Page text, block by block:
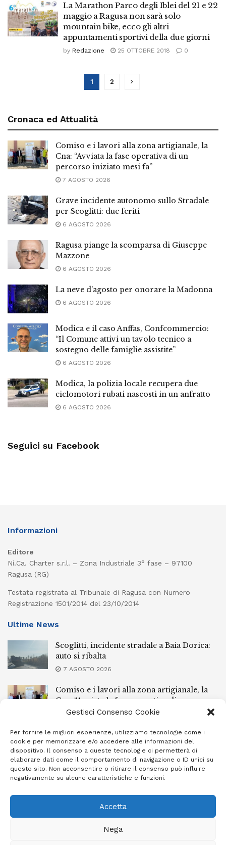
Gestisci Consenso Cookie
Per fornire le migliori esperienze, utilizziamo tecnologie come i
cookie per memorizzare e/o accedere alle informazioni del
dispositivo. Il consenso a queste tecnologie ci permetterà di
elaborare dati come il comportamento di navigazione o ID unici su
questo sito. Non acconsentire o ritirare il consenso può influire
negativamente su alcune caratteristiche e funzioni.
Accetta
Nega
La Marathon Parco degli Iblei del 21 e 22
maggio a Ragusa non sarà solo
mountain bike, ecco gli altri
appuntamenti sportivi della due giorni
by Redazione 25 OTTOBRE 2018 0
1 2
Cronaca ed Attualità
Comiso e i lavori alla zona artigianale, la
Cna: “Avviata la fase operativa di un
percorso iniziato mesi fa”
7 AGOSTO 2026
Grave incidente autonomo sullo Stradale
per Scoglitti: due feriti
6 AGOSTO 2026
Ragusa piange la scomparsa di Giuseppe
Mazzone
6 AGOSTO 2026
La neve d’agosto per onorare la Madonna
6 AGOSTO 2026
Modica e il caso Anffas, Confcommercio:
“Il Comune attivi un tavolo tecnico a
sostegno delle famiglie assistite”
6 AGOSTO 2026
Modica, la polizia locale recupera due
ciclomotori rubati nascosti in un anfratto
6 AGOSTO 2026
Seguici su Facebook
Informazioni
Editore
Ni.Ca. Charter s.r.l. – Zona Industriale 3° fase – 97100
Ragusa (RG)
Testata registrata al Tribunale di Ragusa con Numero
Registrazione 1501/2014 del 23/10/2014
Ultime News
Scoglitti, incidente stradale a Baia Dorica:
auto si ribalta
7 AGOSTO 2026
Comiso e i lavori alla zona artigianale, la
Cna: “Avviata la fase operativa di un
percorso iniziato mesi fa”
Grave incidente autonomo sullo Stradale
per Scoglitti: due feriti
6 AGOSTO 2026